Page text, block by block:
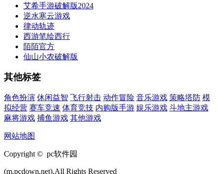
艾希手游破解版2024
逆水寒云游戏
律动轨迹
西游笔绘西行
陌陌官方
仙山小农破解版
其他标签
角色扮演 休闲益智 飞行射击 动作冒险 音乐游戏 策略塔防 模
拟经营 赛车竞速 体育竞技 内购版手游 娱乐游戏 斗地主游戏
麻将游戏 捕鱼游戏 其他游戏
网站地图
Copyright © pc软件园
(m.pcdown.net).All Rights Reserved